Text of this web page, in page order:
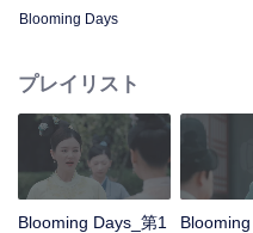
Blooming Days
プレイリスト
Blooming Days_第1